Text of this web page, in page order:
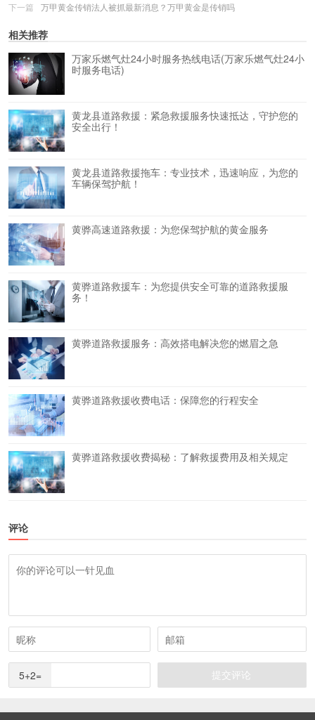
下一篇
万甲黄金传销法人被抓最新消息？万甲黄金是传销吗
相关推荐
万家乐燃气灶24小时服务热线电话(万家乐燃气灶24小
时服务电话)
黄龙县道路救援：紧急救援服务快速抵达，守护您的
安全出行！
黄龙县道路救援拖车：专业技术，迅速响应，为您的
车辆保驾护航！
黄骅高速道路救援：为您保驾护航的黄金服务
黄骅道路救援车：为您提供安全可靠的道路救援服
务！
黄骅道路救援服务：高效搭电解决您的燃眉之急
黄骅道路救援收费电话：保障您的行程安全
黄骅道路救援收费揭秘：了解救援费用及相关规定
评论
5+2=